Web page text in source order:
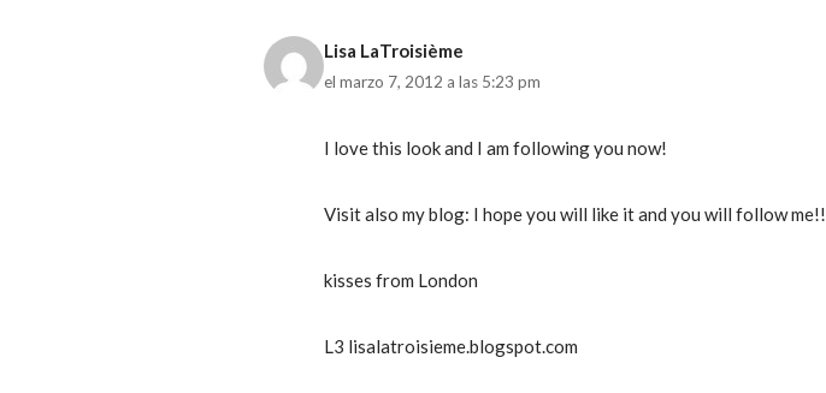
Lisa LaTroisième
el marzo 7, 2012 a las 5:23 pm
I love this look and I am following you now!
Visit also my blog: I hope you will like it and you will follow me!!
kisses from London
L3 lisalatroisieme.blogspot.com